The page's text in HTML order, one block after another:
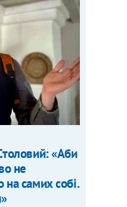
«Аби
не
самих собі.